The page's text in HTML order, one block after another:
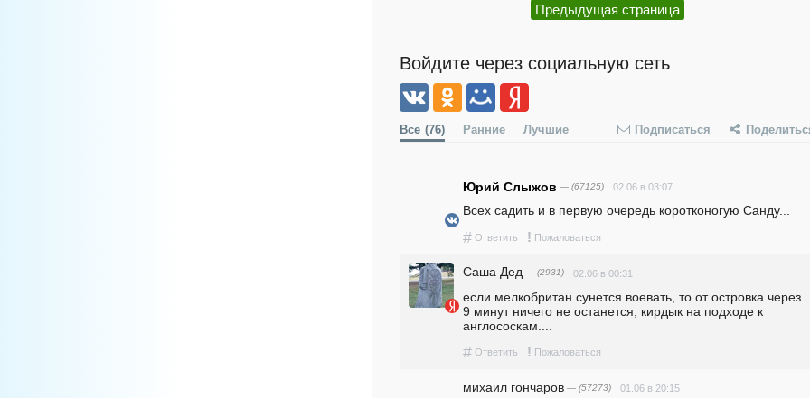
Предыдущая страница
Войдите через социальную сеть
Все (76) Ранние Лучшие Подписаться
Юрий Слыжов — (67125) 02.06 в 03:07
Всех садить и в первую очередь коротконогую Санду...
# Ответить ! Пожаловаться
Саша Дед — (2931) 02.06 в 00:31
если мелкобритан сунется воевать, то от островка через
9 минут ничего не останется, кирдык на подходе к
англососкам....
# Ответить ! Пожаловаться
михаил гончаров — (57273) 01.06 в 20:15